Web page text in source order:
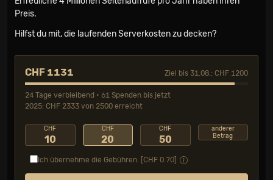
Preis.
Hilfst du mit, die laufenden Serverkosten zu decken?
CHF 1131 Ziel bis 31.08.: CHF 1200
24 Tage verbleibend • 61 Spenden bis jetzt
2025: CHF 2333 von 2500 erreicht
CHF
10
CHF
20
CHF
50
anderer
Betrag
Ich übernehme die Gebühren. [CHF 0.70